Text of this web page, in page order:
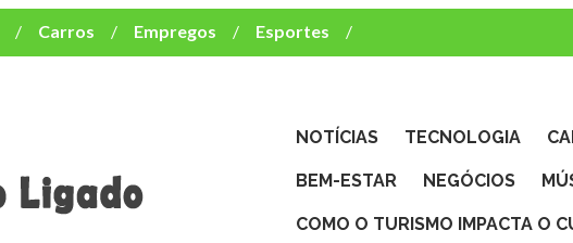
Carros Empregos
Esportes
Negócios
Música e TV
NOTÍCIAS TECNOLOGIA
BEM-ESTAR NEGÓCIOS
COMO O TURISMO IMPACTA O